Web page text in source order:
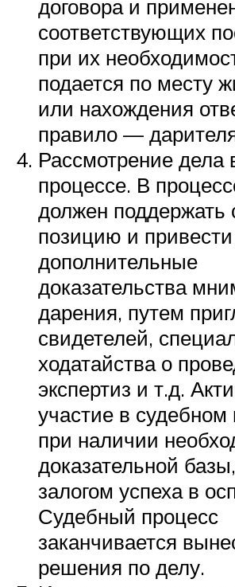
договора и
соответствующих
при их
подается по месту
или нахождения
правило —
Рассмотрение дела
процессе. В
должен поддержать
позицию и привести
дополнительные
доказательства
дарения, путем
свидетелей,
ходатайства о
экспертиз и т.д.
участие в судебном
при наличии
доказательной
залогом успеха в
Судебный процесс
заканчивается
решения по делу.